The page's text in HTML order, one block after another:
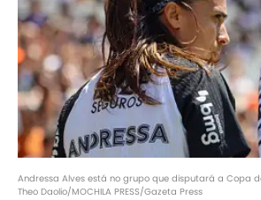
Andressa Alves está no grupo que disputará a Copa
Theo Daolio/MOCHILA PRESS/Gazeta Press